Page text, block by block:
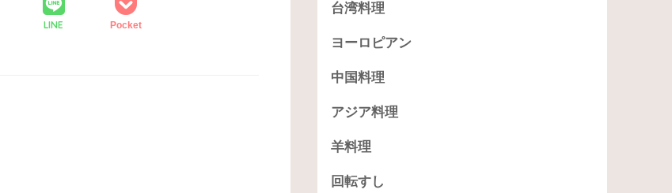
LINE Pocket
台湾料理
ヨーロピアン
中国料理
アジア料理
羊料理
回転すし